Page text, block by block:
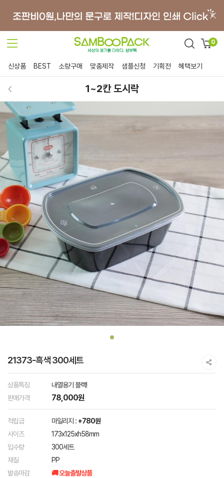
0
신상품 BEST 소량구매 맞춤제작 샘플신청 기획전 혜택보기
1~2칸 도시락
21373-흑색 300세트
상품특징
내열용기 블랙!
판매가격
78,000원
적립금 마일리지 : +780원
사이즈
173x125xh58mm
입수량
300세트
재질
PP
발송마감
🚚 오늘출발상품